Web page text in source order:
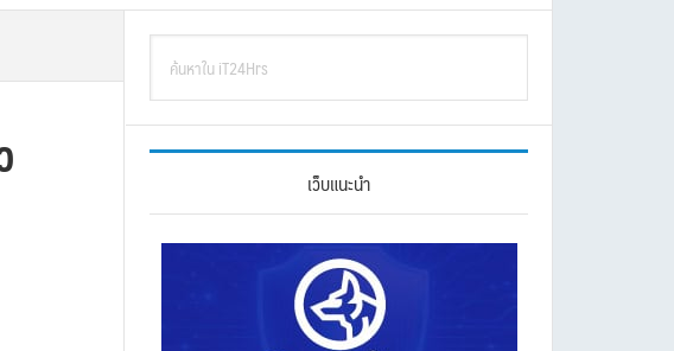
Primary
Sidebar
iT24Hrs
เว็บแนะนำ